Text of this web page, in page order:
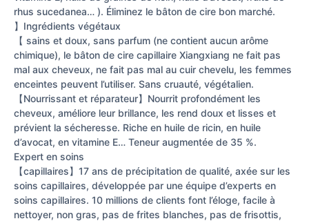
rhus sucedanea… ). Éliminez le bâton de cire bon marché.
】Ingrédients végétaux
【 sains et doux, sans parfum (ne contient aucun arôme
chimique), le bâton de cire capillaire Xiangxiang ne fait pas
mal aux cheveux, ne fait pas mal au cuir chevelu, les femmes
enceintes peuvent l’utiliser. Sans cruauté, végétalien.
【Nourrissant et réparateur】Nourrit profondément les
cheveux, améliore leur brillance, les rend doux et lisses et
prévient la sécheresse. Riche en huile de ricin, en huile
d’avocat, en vitamine E… Teneur augmentée de 35 %.
Expert en soins
【capillaires】17 ans de précipitation de qualité, axée sur les
soins capillaires, développée par une équipe d’experts en
soins capillaires. 10 millions de clients font l’éloge, facile à
nettoyer, non gras, pas de frites blanches, pas de frisottis,